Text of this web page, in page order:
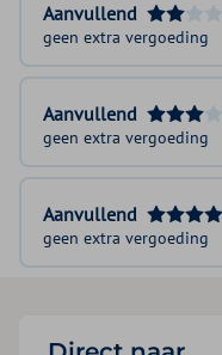
Aanvullend
geen extra vergoeding
Aanvullend
geen extra vergoeding
Aanvullend
geen extra vergoeding